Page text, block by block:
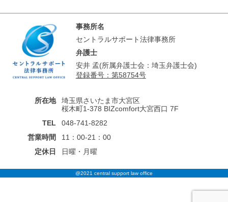
事務所名
セントラルサポート法律事務所
弁護士
安井 孟(所属弁護士会：埼玉弁護士会)
登録番号：第58754号
所在地
埼玉県さいたま市大宮区
桜木町1-378 BIZcomfort大宮西口 7F
TEL
048-741-8282
営業時間
11：00-21：00
定休日
日曜・月曜
@2021 central support law office